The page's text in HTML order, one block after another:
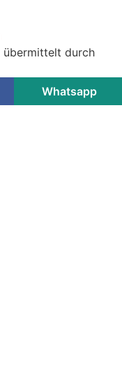
übermittelt durch
Whatsapp